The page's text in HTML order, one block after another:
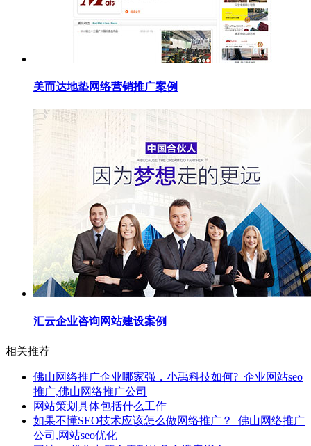
美而达地垫网络营销推广案例
汇云企业咨询网站建设案例
相关推荐
佛山网络推广企业哪家强，小禹科技如何?_企业网站seo
推广,佛山网络推广公司
网站策划具体包括什么工作
如果不懂SEO技术应该怎么做网络推广？_佛山网络推广
公司,网站seo优化